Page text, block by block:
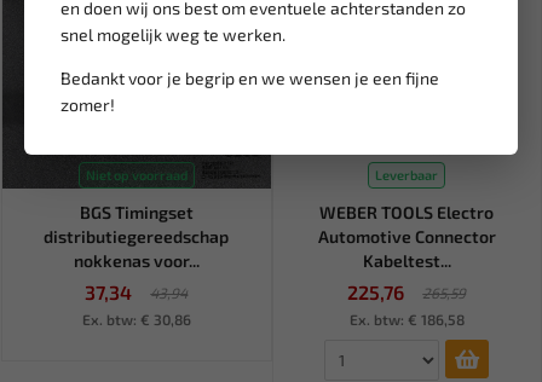
en doen wij ons best om eventuele achterstanden zo
snel mogelijk weg te werken.
Bedankt voor je begrip en we wensen je een fijne
zomer!
Niet op voorraad
BGS Timingset
distributiegereedschap
nokkenas voor...
37,34
43,94
Ex. btw: € 30,86
Leverbaar
WEBER TOOLS Electro
Automotive Connector
Kabeltest...
225,76
265,59
Ex. btw: € 186,58